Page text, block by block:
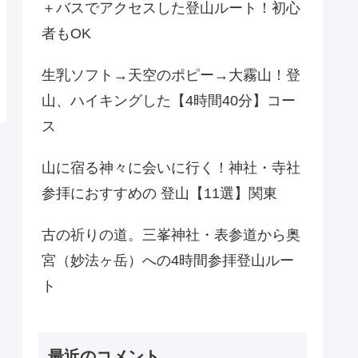
＋バスでアクセスした登山ルート！初心
者もOK
生乳ソフト→天空のポピー→大霧山！登
山、ハイキングした【4時間40分】コー
ス
山に宿る神々に会いに行く！神社・寺社
参拝におすすめの 登山【11選】関東
古の祈りの道。三峯神社・表参道から奥
宮（妙法ヶ岳）への4時間参拝登山ルー
ト